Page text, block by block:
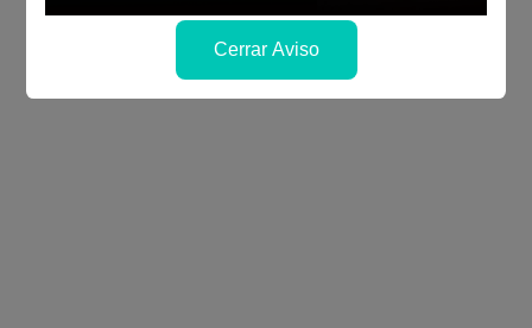
Cerrar Aviso